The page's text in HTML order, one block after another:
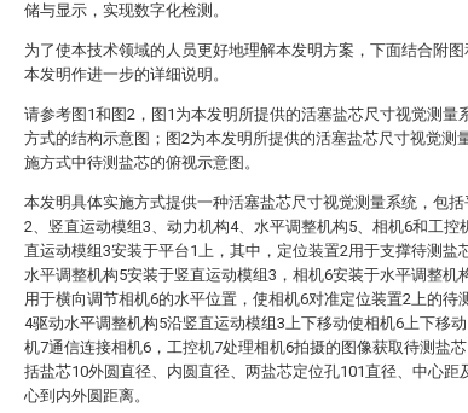
储与显示，实现数字化检测。
为了使本技术领域的人员更好地理解本发明方案，下面结合附
本发明作进一步的详细说明。
请参考图1和图2，图1为本发明所提供的活塞盐芯尺寸视觉测量
方式的结构示意图；图2为本发明所提供的活塞盐芯尺寸视觉测
施方式中待测盐芯的俯视示意图。
本发明具体实施方式提供一种活塞盐芯尺寸视觉测量系统，包
2、竖直运动模组3、动力机构4、水平调整机构5、相机6和工控
直运动模组3安装于平台1上，其中，定位装置2用于支撑待测盐
水平调整机构5安装于竖直运动模组3，相机6安装于水平调整机
用于横向调节相机6的水平位置，使相机6对准定位装置2上的待
4驱动水平调整机构5沿竖直运动模组3上下移动使相机6上下移
机7通信连接相机6，工控机7处理相机6拍摄的图像获取待测盐
括盐芯10外圆直径、内圆直径、两盐芯定位孔101直径、中心距
心到内外圆距离。